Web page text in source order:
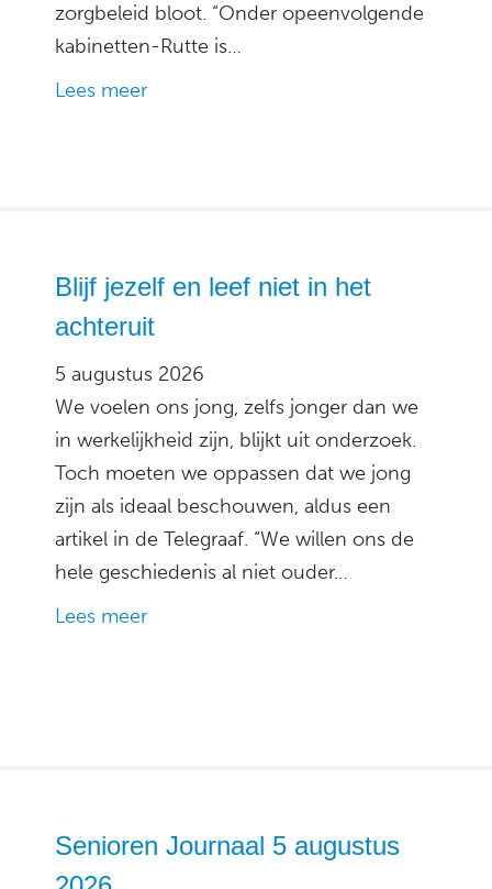
zorgbeleid bloot. “Onder opeenvolgende
kabinetten-Rutte is…
Lees meer
Blijf jezelf en leef niet in het
achteruit
5 augustus 2026
We voelen ons jong, zelfs jonger dan we
in werkelijkheid zijn, blijkt uit onderzoek.
Toch moeten we oppassen dat we jong
zijn als ideaal beschouwen, aldus een
artikel in de Telegraaf. “We willen ons de
hele geschiedenis al niet ouder…
Lees meer
Senioren Journaal 5 augustus